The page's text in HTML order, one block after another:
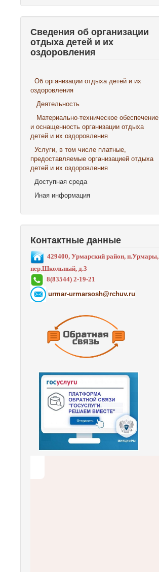
Сведения об организации
отдыха детей и их
оздоровления
Об организации отдыха детей и их
оздоровления
Деятельность
Материально-техническое обеспечение
и оснащенность организации отдыха
детей и их оздоровления
Услуги, в том числе платные,
предоставляемые организацией отдыха
детей и их оздоровления
Доступная среда
Иная информация
Контактные данные
429400, Урмарский район, п.Урмары,
пер.Школьный, д.3
8(83544) 2-19-21
urmar-urmarsosh@rchuv.ru